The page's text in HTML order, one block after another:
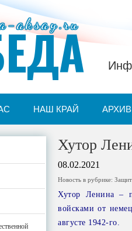
aksay.ru
НАШ КРАЙ АРХИВ
Хутор
08.02.2021
Новость в рубрике:
Хутор Ленина –
войсками от
августе 1942-го.